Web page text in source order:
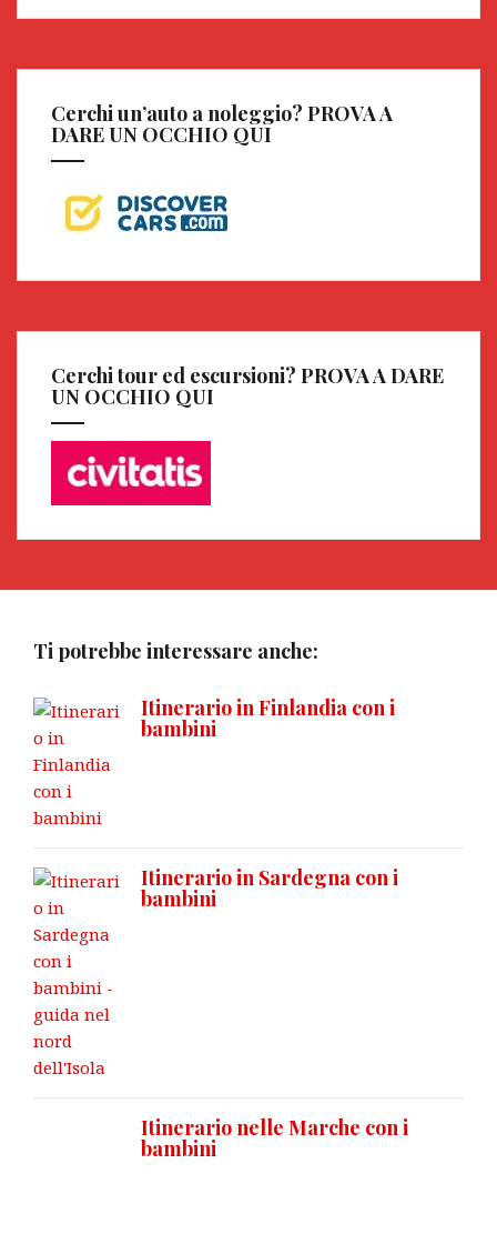
Cerchi un’auto a noleggio? PROVA A
DARE UN OCCHIO QUI
Cerchi tour ed escursioni? PROVA A DARE
UN OCCHIO QUI
Ti potrebbe interessare anche:
Itinerario in Finlandia con i
bambini
Itinerario in Sardegna con i
bambini
Itinerario nelle Marche con i
bambini